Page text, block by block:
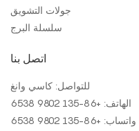
جولات التشويق
سلسلة البرج
اتصل بنا
للتواصل: كاسي وانغ
الهاتف: +86-135 9802 6538
واتساب: +86-135 9802 6538